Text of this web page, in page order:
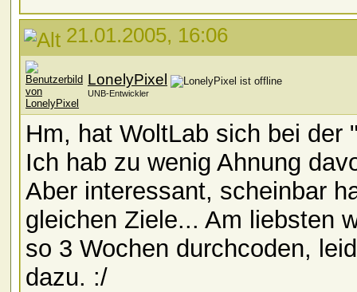
21.01.2005, 16:06
LonelyPixel
UNB-Entwickler
Hm, hat WoltLab sich bei der
Ich hab zu wenig Ahnung
Aber interessant, scheinbar
gleichen Ziele... Am liebsten
so 3 Wochen durchcoden,
dazu. :/